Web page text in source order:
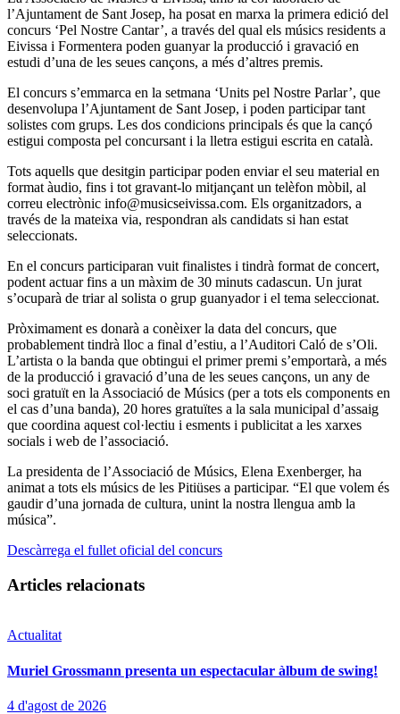
l’Ajuntament de Sant Josep, ha posat en marxa la primera edició del
concurs ‘Pel Nostre Cantar’, a través del qual els músics residents a
Eivissa i Formentera poden guanyar la producció i gravació en
estudi d’una de les seues cançons, a més d’altres premis.
El concurs s’emmarca en la setmana ‘Units pel Nostre Parlar’, que
desenvolupa l’Ajuntament de Sant Josep, i poden participar tant
solistes com grups. Les dos condicions principals és que la cançó
estigui composta pel concursant i la lletra estigui escrita en català.
Tots aquells que desitgin participar poden enviar el seu material en
format àudio, fins i tot gravant-lo mitjançant un telèfon mòbil, al
correu electrònic info@musicseivissa.com. Els organitzadors, a
través de la mateixa via, respondran als candidats si han estat
seleccionats.
En el concurs participaran vuit finalistes i tindrà format de concert,
podent actuar fins a un màxim de 30 minuts cadascun. Un jurat
s’ocuparà de triar al solista o grup guanyador i el tema seleccionat.
Pròximament es donarà a conèixer la data del concurs, que
probablement tindrà lloc a final d’estiu, a l’Auditori Caló de s’Oli.
L’artista o la banda que obtingui el primer premi s’emportarà, a més
de la producció i gravació d’una de les seues cançons, un any de
soci gratuït en la Associació de Músics (per a tots els components en
el cas d’una banda), 20 hores gratuïtes a la sala municipal d’assaig
que coordina aquest col·lectiu i esments i publicitat a les xarxes
socials i web de l’associació.
La presidenta de l’Associació de Músics, Elena Exenberger, ha
animat a tots els músics de les Pitiüses a participar. “El que volem és
gaudir d’una jornada de cultura, unint la nostra llengua amb la
música”.
Descàrrega el fullet oficial del concurs
Articles relacionats
Actualitat
Muriel Grossmann presenta un espectacular àlbum de swing!
4 d'agost de 2026